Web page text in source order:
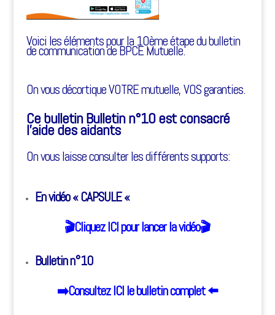
Voici les éléments pour la 10ème étape du bulletin
de communication de BPCE Mutuelle.
On vous décortique VOTRE mutuelle, VOS garanties.
Ce bulletin Bulletin n°10 est consacré
l’aide des aidants
On vous laisse consulter les différents supports:
En vidéo « CAPSULE «
🎬️Cliquez ICI pour lancer la vidéo🎬️
Bulletin n°10
➡️Consultez ICI le bulletin complet⬅️